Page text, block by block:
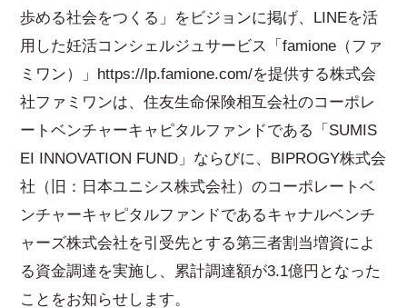
歩める社会をつくる」をビジョンに掲げ、LINEを活
用した妊活コンシェルジュサービス「famione（ファ
ミワン）」 https://lp.famione.com/を提供する株式会
社ファミワンは、住友生命保険相互会社のコーポレ
ートベンチャーキャピタルファンドである「SUMIS
EI INNOVATION FUND」ならびに、BIPROGY株式会
社（旧：日本ユニシス株式会社）のコーポレートベ
ンチャーキャピタルファンドであるキャナルベンチ
ャーズ株式会社を引受先とする第三者割当増資によ
る資金調達を実施し、累計調達額が3.1億円となった
ことをお知らせします。